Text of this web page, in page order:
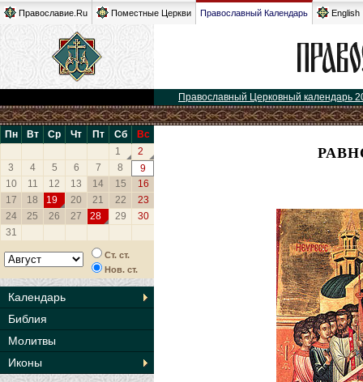
Православие.Ru Поместные Церкви Православный Календарь English
Православный Церковный календарь
Пн Вт Ср Чт Пт Сб
Вс
1
2
3
4 5 6 7 8
9
10
11 12 13 14 15
16
17
18 19 20 21 22
23
24
25 26 27 28 29
30
31
Ст. ст.
Нов. ст.
Календарь
Библия
Молитвы
Иконы